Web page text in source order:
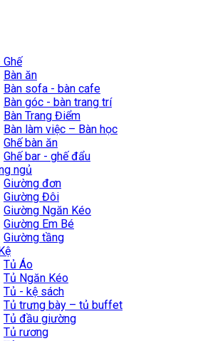
Ghế
Bàn ăn
Bàn sofa - bàn cafe
Bàn góc - bàn trang trí
Bàn Trang Điểm
Bàn làm việc – Bàn học
Ghế bàn ăn
Ghế bar - ghế đẩu
ngủ
Giường đơn
Giường Đôi
Giường Ngăn Kéo
Giường Em Bé
Giường tầng
Tủ Áo
Tủ Ngăn Kéo
Tủ - kệ sách
Tủ trưng bày – tủ buffet
Tủ đầu giường
Tủ rương